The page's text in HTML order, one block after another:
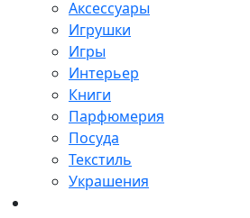
Аксессуары
Игрушки
Игры
Интерьер
Книги
Парфюмерия
Посуда
Текстиль
Украшения